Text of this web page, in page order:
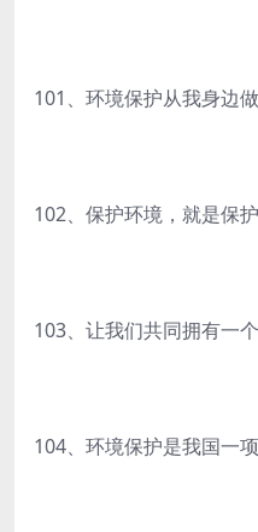
101、环境保护从我身边做
102、保护环境，就是保护
103、让我们共同拥有一个
104、环境保护是我国一项